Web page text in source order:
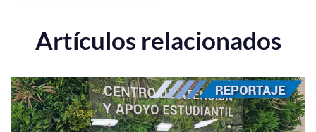
Artículos relacionados